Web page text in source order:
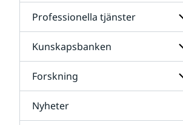
Professionella tjänster
Kunskapsbanken
Forskning
Nyheter